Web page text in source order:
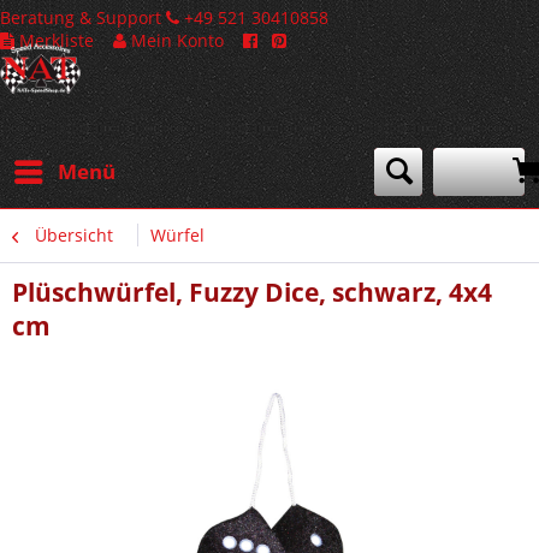
Beratung & Support
+49 521 30410858
Merkliste
Mein Konto
Menü
Übersicht Würfel
Plüschwürfel, Fuzzy Dice, schwarz, 4x4
cm